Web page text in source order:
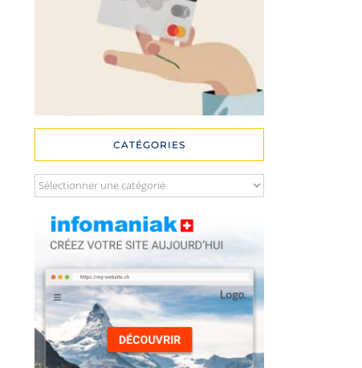
CATÉGORIES
Catégories